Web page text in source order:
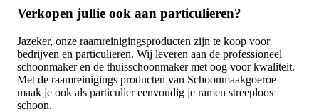
Verkopen jullie ook aan particulieren?
Jazeker, onze raamreinigingsproducten zijn te koop voor
bedrijven en particulieren. Wij leveren aan de professioneel
schoonmaker en de thuisschoonmaker met oog voor kwaliteit.
Met de raamreinigings producten van Schoonmaakgoeroe
maak je ook als particulier eenvoudig je ramen streeploos
schoon.